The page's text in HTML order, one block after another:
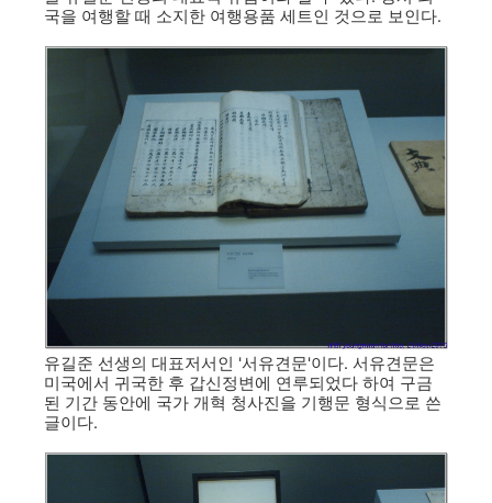
국을 여행할 때 소지한 여행용품 세트인 것으로 보인다.
유길준 선생의 대표저서인 '서유견문'이다. 서유견문은
미국에서 귀국한 후 갑신정변에 연루되었다 하여 구금
된 기간 동안에 국가 개혁 청사진을 기행문 형식으로 쓴
글이다.